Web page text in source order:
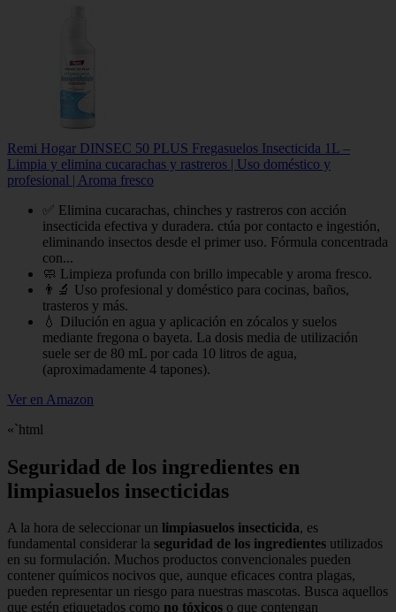
Remi Hogar DINSEC 50 PLUS Fregasuelos Insecticida 1L –
Limpia y elimina cucarachas y rastreros | Uso doméstico y
profesional | Aroma fresco
✅ Elimina cucarachas, chinches y rastreros con acción
insecticida efectiva y duradera. ctúa por contacto e ingestión,
eliminando insectos desde el primer uso. Fórmula concentrada
con...
🧼 Limpieza profunda con brillo impecable y aroma fresco.
👨‍🔬 Uso profesional y doméstico para cocinas, baños,
trasteros y más.
💧 Dilución en agua y aplicación en zócalos y suelos
mediante fregona o bayeta. La dosis media de utilización
suele ser de 80 mL por cada 10 litros de agua,
(aproximadamente 4 tapones).
Ver en Amazon
«`html
Seguridad de los ingredientes en
limpiasuelos insecticidas
A la hora de seleccionar un limpiasuelos insecticida, es
fundamental considerar la seguridad de los ingredientes utilizados
en su formulación. Muchos productos convencionales pueden
contener químicos nocivos que, aunque eficaces contra plagas,
pueden representar un riesgo para nuestras mascotas. Busca aquellos
que estén etiquetados como no tóxicos o que contengan